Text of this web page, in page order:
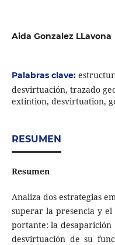
Aida Gonzalez LLavona
Palabras clave:
desvirtuación, trazado
extintion, desvirtuation,
RESUMEN
Resumen
Analiza dos estrategias
superar la presencia y
portante: la desaparición
desvirtuación de su